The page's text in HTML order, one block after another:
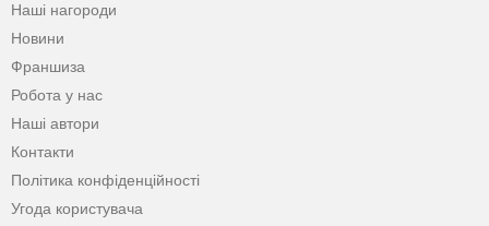
Наші нагороди
Новини
Франшиза
Робота у нас
Наші автори
Контакти
Політика конфіденційності
Угода користувача